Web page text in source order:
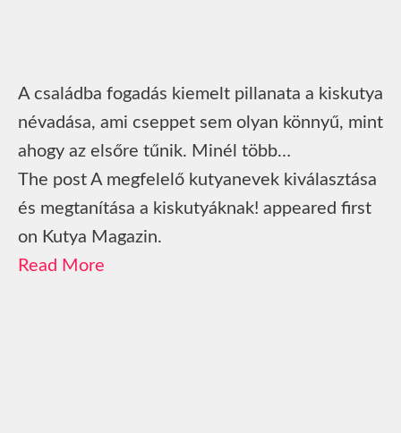
A családba fogadás kiemelt pillanata a kiskutya
névadása, ami cseppet sem olyan könnyű, mint
ahogy az elsőre tűnik. Minél több…
The post A megfelelő kutyanevek kiválasztása
és megtanítása a kiskutyáknak! appeared first
on Kutya Magazin.
Read More